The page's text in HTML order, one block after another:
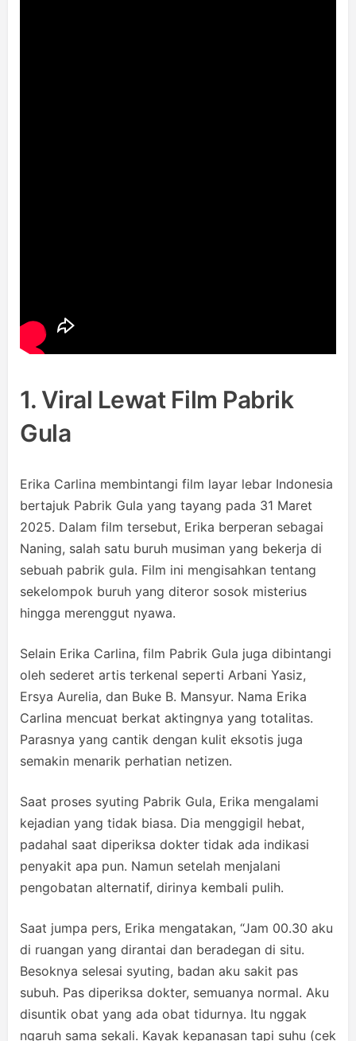
1. Viral Lewat Film Pabrik
Gula
Erika Carlina membintangi film layar lebar Indonesia
bertajuk Pabrik Gula yang tayang pada 31 Maret
2025. Dalam film tersebut, Erika berperan sebagai
Naning, salah satu buruh musiman yang bekerja di
sebuah pabrik gula. Film ini mengisahkan tentang
sekelompok buruh yang diteror sosok misterius
hingga merenggut nyawa.
Selain Erika Carlina, film Pabrik Gula juga dibintangi
oleh sederet artis terkenal seperti Arbani Yasiz,
Ersya Aurelia, dan Buke B. Mansyur. Nama Erika
Carlina mencuat berkat aktingnya yang totalitas.
Parasnya yang cantik dengan kulit eksotis juga
semakin menarik perhatian netizen.
Saat proses syuting Pabrik Gula, Erika mengalami
kejadian yang tidak biasa. Dia menggigil hebat,
padahal saat diperiksa dokter tidak ada indikasi
penyakit apa pun. Namun setelah menjalani
pengobatan alternatif, dirinya kembali pulih.
Saat jumpa pers, Erika mengatakan, “Jam 00.30 aku
di ruangan yang dirantai dan beradegan di situ.
Besoknya selesai syuting, badan aku sakit pas
subuh. Pas diperiksa dokter, semuanya normal. Aku
disuntik obat yang ada obat tidurnya. Itu nggak
ngaruh sama sekali. Kayak kepanasan tapi suhu (cek